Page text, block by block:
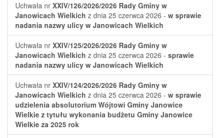
Uchwała nr XXIV/126/2026/2026 Rady Gminy w
Janowicach Wielkich z dnia 25 czerwca 2026 - w sprawie
nadania nazwy ulicy w Janowicach Wielkich
Uchwała nr XXIV/125/2026/2026 Rady Gminy w
Janowicach Wielkich z dnia 25 czerwca 2026 - sprawie
nadania nazwy ulicy w Janowicach Wielkich
Uchwała nr XXIV/124/2026/2026 Rady Gminy w
Janowicach Wielkich z dnia 25 czerwca 2026 - w sprawie
udzielenia absolutorium Wójtowi Gminy Janowice
Wielkie z tytułu wykonania budżetu Gminy Janowice
Wielkie za 2025 rok